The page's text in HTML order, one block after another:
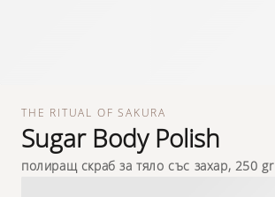
THE RITUAL OF SAKURA
Sugar Body Polish
полиращ скраб за тяло със захар, 250 gr